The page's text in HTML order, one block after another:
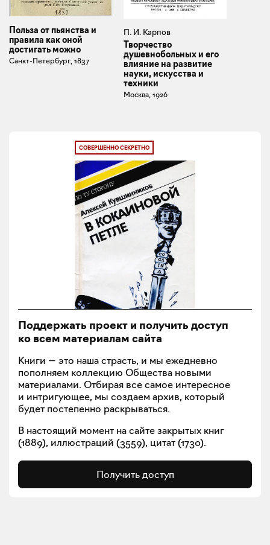
Польза от пьянства и
правила как оной
достигать можно
Санкт-Петербург, 1837
П. И. Карпов
Творчество
душевнобольных и его
влияние на развитие
науки, искусства и
техники
Москва, 1926
СОВЕРШЕННО СЕКРЕТНО
Поддержать проект и получить доступ
ко всем материалам сайта
Книги — это наша страсть, и мы ежедневно
пополняем коллекцию Общества новыми
материалами. Отбирая все самое интересное
и интригующее, мы создаем архив, который
будет постепенно раскрываться.
В настоящий момент на сайте закрытых книг
(1889), иллюстраций (3559), цитат (1730).
Получить доступ